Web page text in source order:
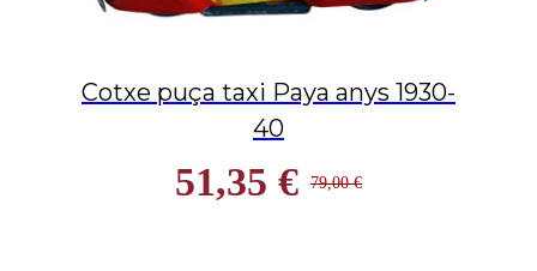
Cotxe puça taxi Paya anys 1930-
40
79,00 €
51,35 €